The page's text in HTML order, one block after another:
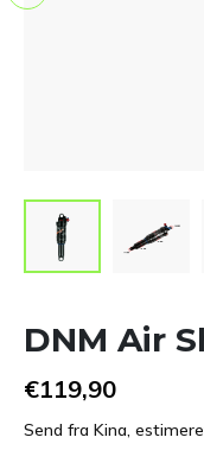
DNM Air
€119,90
Send fra Kina,